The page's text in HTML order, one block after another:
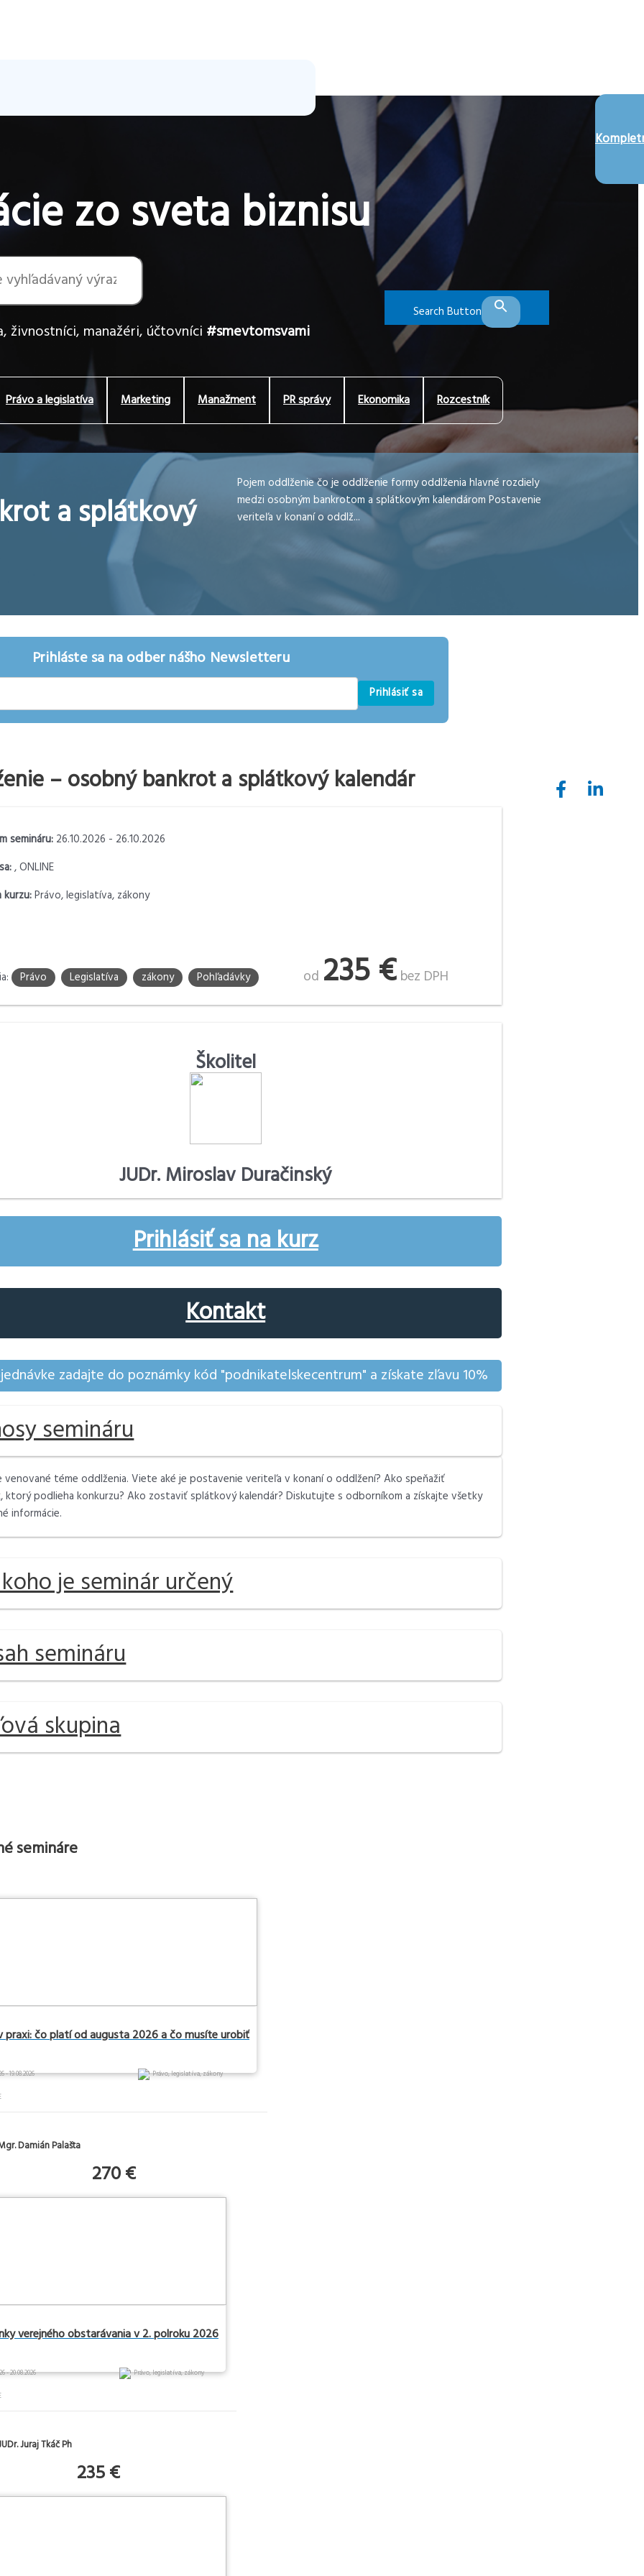
zo sveta biznisu
Search Button
živnostníci, manažéri, účtovníci #smevtomsvami
Právo a legislatíva Marketing Manažment PR správy Ekonomika Rozcestník
a splátkový
Pojem oddlženie čo je oddlženie formy oddlženia hlavné rozdiely
medzi osobným bankrotom a splátkovým kalendárom Postavenie
veriteľa v konaní o oddlž...
Prihláste sa na odber nášho Newsletteru
Prihlásiť sa
– osobný bankrot a splátkový kalendár
semináru: 26.10.2026 - 26.10.2026
, ONLINE
kurzu:Právo, legislatíva, zákony
Právo Legislatíva zákony Pohľadávky od 235 € bez DPH
Školitel
JUDr. Miroslav Duračinský
Prihlásiť sa na kurz
Kontakt
zadajte do poznámky kód "podnikatelskecentrum" a získate zľavu 10%
semináru
venované téme oddlženia. Viete aké je postavenie veriteľa v konaní o oddlžení? Ako speňažiť
ktorý podlieha konkurzu? Ako zostaviť splátkový kalendár? Diskutujte s odborníkom a získajte všetky
informácie.
je seminár určený
semináru
skupina
semináre
praxi: čo platí od augusta 2026 a čo musíte urobiť
- 19.08.2026 Právo, legislatíva, zákony
Damián Palašta
270 €
verejného obstarávania v 2. polroku 2026
- 20.08.2026 Právo, legislatíva, zákony
Juraj Tkáč Ph
235 €